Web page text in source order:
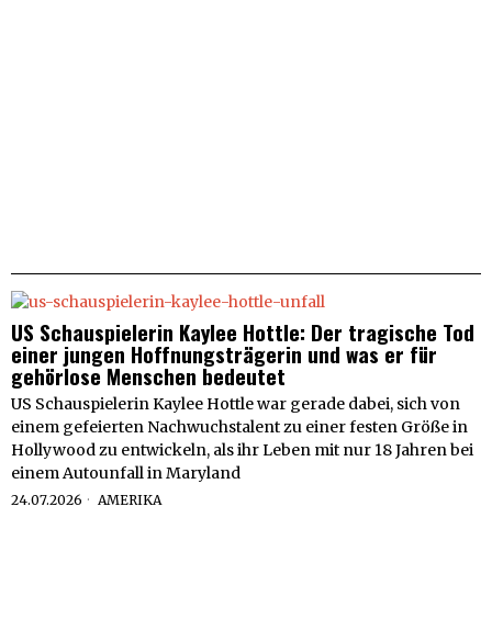
US Schauspielerin Kaylee Hottle: Der tragische Tod
einer jungen Hoffnungsträgerin und was er für
gehörlose Menschen bedeutet
US Schauspielerin Kaylee Hottle war gerade dabei, sich von
einem gefeierten Nachwuchstalent zu einer festen Größe in
Hollywood zu entwickeln, als ihr Leben mit nur 18 Jahren bei
einem Autounfall in Maryland
24.07.2026 AMERIKA